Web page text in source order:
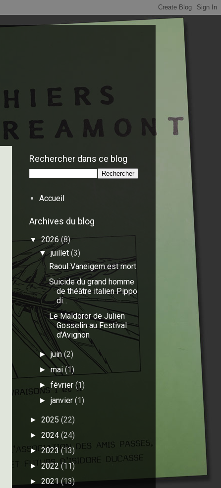
Rechercher dans ce blog
Accueil
Archives du blog
▼2026(8)
▼juillet(3)
Raoul Vaneigem est mort
Suicide du grand homme
de théâtre italien Pippo
di...
Le Maldoror de Julien
Gosselin au Festival
d'Avignon
►juin(2)
►mai(1)
►février(1)
►janvier(1)
► 2025 (22)
► 2024 (24)
► 2023(13)
►2022 (11)
► 2021(13)